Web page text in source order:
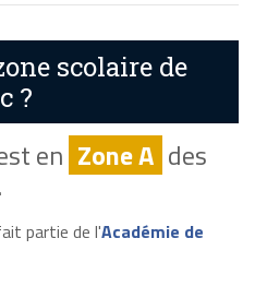
scolaire de
?
en Zone A des
partie de l'Académie de